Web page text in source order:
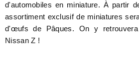
d'automobiles en miniature. À partir
assortiment exclusif de miniatures
d'œufs de Pâques. On y
Nissan Z !